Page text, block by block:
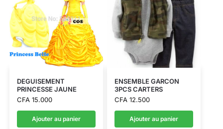
DEGUISEMENT
PRINCESSE JAUNE
CFA15.000
Ajouter au panier
ENSEMBLE GARCON
3PCS CARTERS
CFA12.500
Ajouter au panier